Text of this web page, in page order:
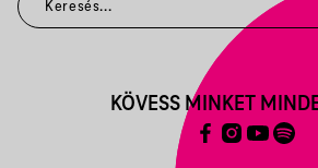
KÖVESS MINKET